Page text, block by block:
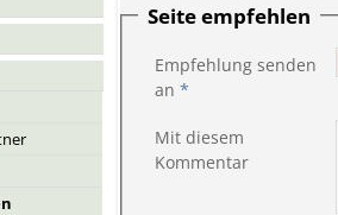
Seite empfehlen
Empfehlung senden
an *
Mit diesem
Kommentar